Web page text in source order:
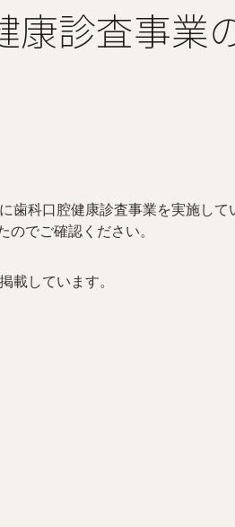
康診査事業
歯科口腔健康診査事業を実施し
のでご確認ください。
載しています。